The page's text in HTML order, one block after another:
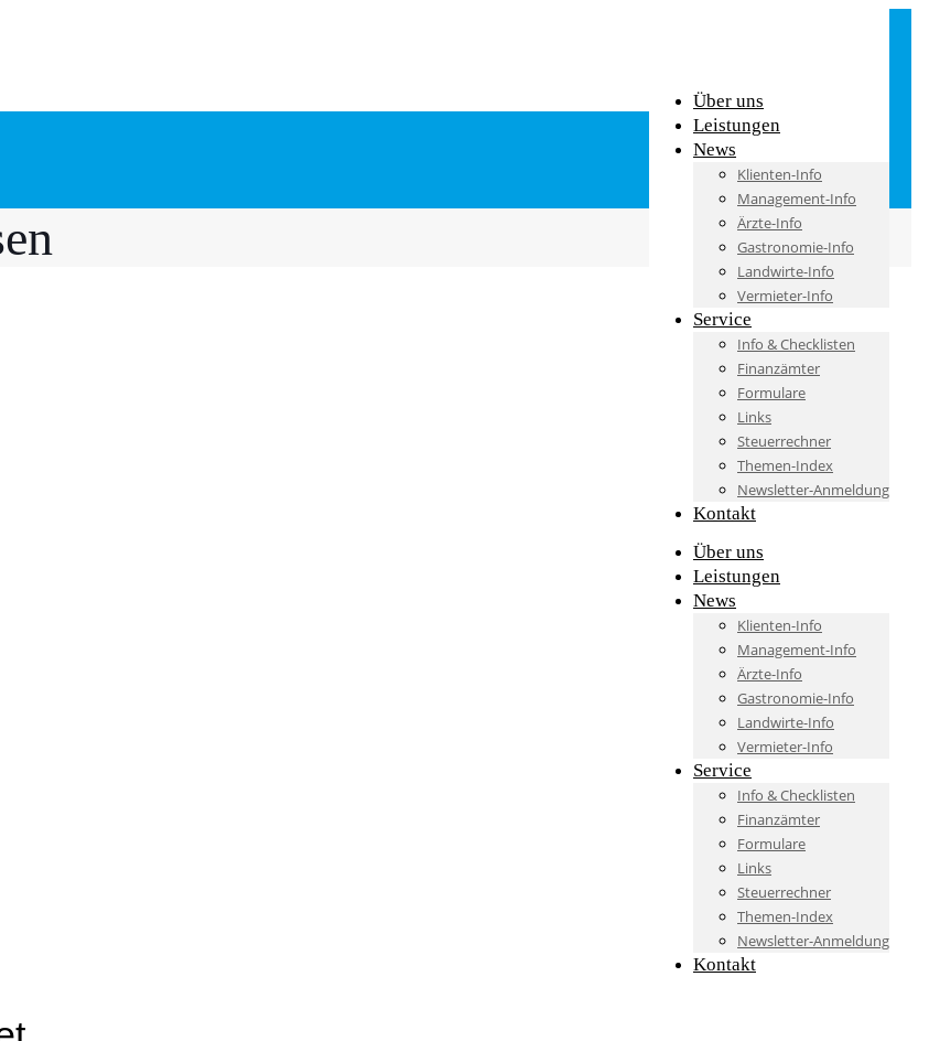
Über uns
Leistungen
News
Klienten-Info
Management-Info
Ärzte-Info
Gastronomie-Info
Landwirte-Info
Vermieter-Info
Service
Info & Checklisten
Finanzämter
Formulare
Links
Steuerrechner
Themen-Index
Newsletter-Anmeldung
Kontakt
Über uns
Leistungen
News
Klienten-Info
Management-Info
Ärzte-Info
Gastronomie-Info
Landwirte-Info
Vermieter-Info
Service
Info & Checklisten
Finanzämter
Formulare
Links
Steuerrechner
Themen-Index
Newsletter-Anmeldung
Kontakt